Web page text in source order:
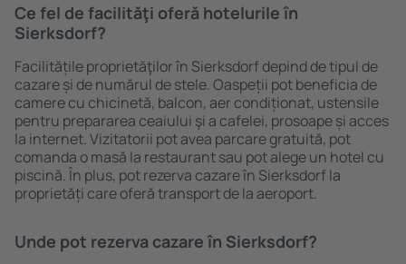
Ce fel de facilităţi oferă hotelurile în
Sierksdorf?
Facilitățile proprietăţilor în Sierksdorf depind de tipul de
cazare și de numărul de stele. Oaspeții pot beneficia de
camere cu chicinetă, balcon, aer condiționat, ustensile
pentru prepararea ceaiului şi a cafelei, prosoape și acces
la internet. Vizitatorii pot avea parcare gratuită, pot
comanda o masă la restaurant sau pot alege un hotel cu
piscină. În plus, pot rezerva cazare în Sierksdorf la
proprietăți care oferă transport de la aeroport.
Unde pot rezerva cazare în Sierksdorf?